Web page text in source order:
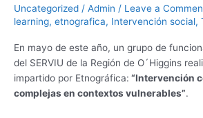
Uncategorized / Admin / Leave a
learning, etnografica, Intervención social,
En mayo de este año, un grupo de
del SERVIU de la Región de O´Higgins
impartido por Etnográfica: “Intervención
complejas en contextos vulnerables”.